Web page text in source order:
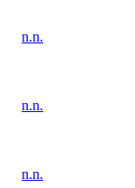
n.n.
n.n.
n.n.